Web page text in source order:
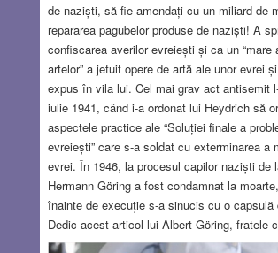
de naziști, să fie amendați cu un miliard de
repararea pagubelor produse de naziști! A
confiscarea averilor evreiești și ca un “mare
artelor” a jefuit opere de artă ale unor evrei
expus în vila lui. Cel mai grav act antisemit
iulie 1941, când i-a ordonat lui Heydrich să
aspectele practice ale “Soluției finale a
evreiești” care s-a soldat cu exterminarea a
evrei. În 1946, la procesul capilor naziști de
Hermann Göring a fost condamnat la
înainte de execuție s-a sinucis cu o capsulă
Dedic acest articol lui Albert Göring, fratele
război Hermann Göring. Spre deosebire de